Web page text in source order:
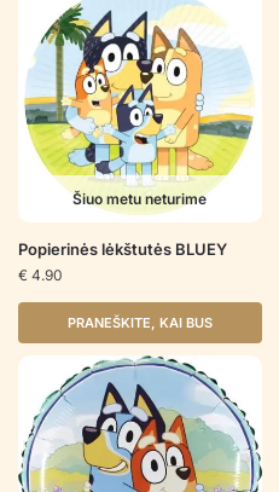
Šiuo metu neturime
Popierinės lėkštutės BLUEY
€ 4.90
PRANEŠKITE, KAI BUS